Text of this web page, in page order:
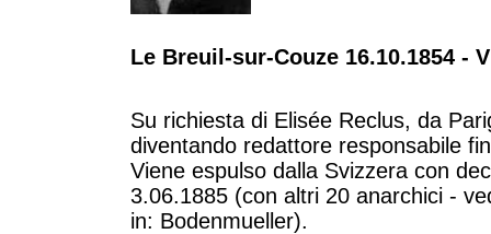
Le Breuil-sur-Couze 16.10.1854 -
Su richiesta di Elisée Reclus, da
diventando redattore responsabile
Viene espulso dalla Svizzera con
3.06.1885 (con altri 20 anarchici -
in: Bodenmueller).